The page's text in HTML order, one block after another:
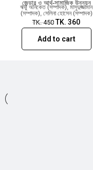
জেন্ডার ও আর্থ-সামাজিক উন্নয়ন
ঋভু অনিকেত (সম্পাদক),মাসুদুজ্জামান
(সম্পাদক), সেলিনা হোসেন (সম্পাদক)
TK.450 TK. 360
Add to cart